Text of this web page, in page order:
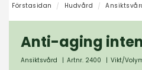
Förstasidan Hudvård
Anti-aging
Ansiktsvård | Artnr. 2400 | Vikt/